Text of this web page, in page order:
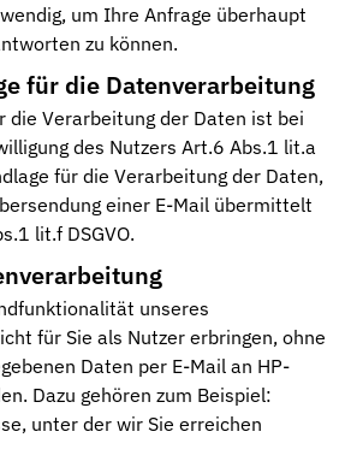
um Ihre Anfrage überhaupt
zu können.
für die Datenverarbeitung
die Verarbeitung der Daten ist bei
des Nutzers Art.6 Abs.1 lit.a
für die Verarbeitung der Daten,
einer E-Mail übermittelt
lit.f DSGVO.
unseres
für Sie als Nutzer erbringen, ohne
Daten per E-Mail an HP-
Dazu gehören zum Beispiel:
unter der wir Sie erreichen